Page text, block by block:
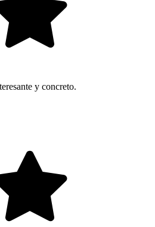
y concreto.